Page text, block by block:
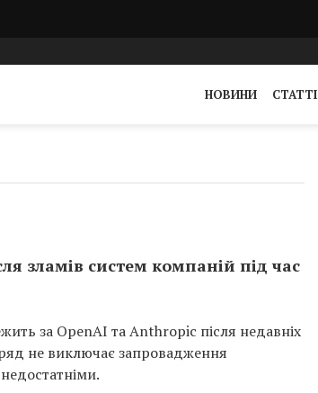
НОВИНИ СТАТТІ
зламів систем компаній під час
за OpenAI та Anthropic після недавніх
не виключає запровадження